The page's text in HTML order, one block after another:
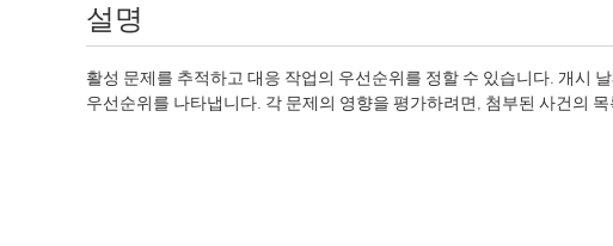
설명
활성 문제를 추적하고 대응 작업의 우선순위를 정할 수 있습니다. 개시
우선순위를 나타냅니다. 각 문제의 영향을 평가하려면, 첨부된 사건의